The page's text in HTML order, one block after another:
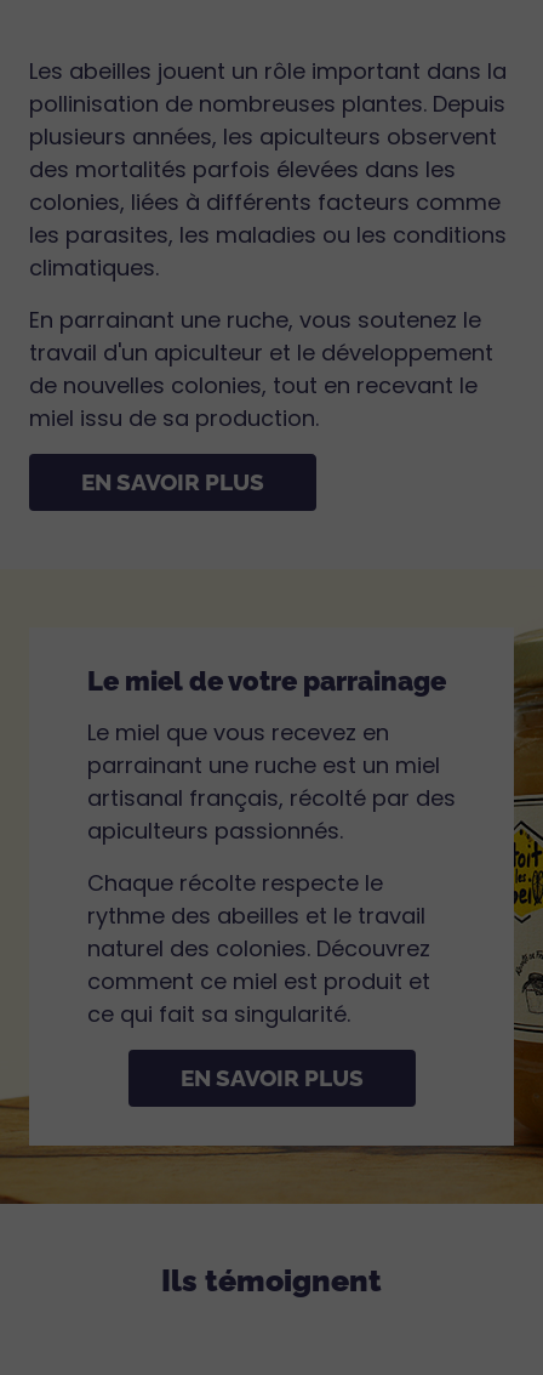
Les abeilles jouent un rôle important dans la
pollinisation de nombreuses plantes. Depuis
plusieurs années, les apiculteurs observent
des mortalités parfois élevées dans les
colonies, liées à différents facteurs comme
les parasites, les maladies ou les conditions
climatiques.
En parrainant une ruche, vous soutenez le
travail d'un apiculteur et le développement
de nouvelles colonies, tout en recevant le
miel issu de sa production.
EN SAVOIR PLUS
Le miel de votre parrainage
Le miel que vous recevez en
parrainant une ruche est un miel
artisanal français, récolté par des
apiculteurs passionnés.
Chaque récolte respecte le
rythme des abeilles et le travail
naturel des colonies. Découvrez
comment ce miel est produit et
ce qui fait sa singularité.
EN SAVOIR PLUS
Ils témoignent